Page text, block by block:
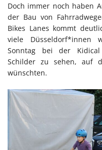
Doch immer noch haben
der Bau von
Bikes Lanes kommt
viele Düsseldorf*innen
Sonntag bei der Kidical
Schilder zu sehen, auf
wünschten.